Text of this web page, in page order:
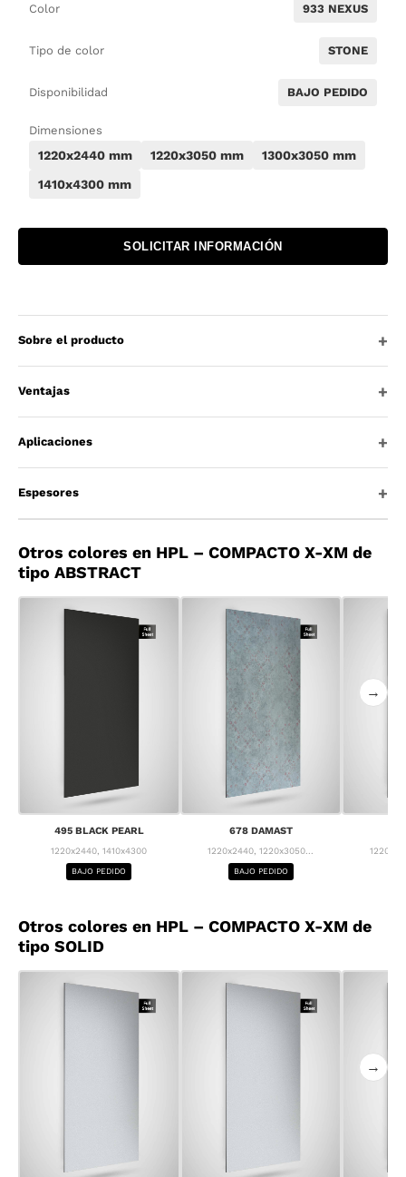
Color 933 NEXUS
Tipo de color STONE
Disponibilidad BAJO PEDIDO
Dimensiones
1220x2440 mm 1220x3050 mm
1300x3050 mm
1410x4300 mm
SOLICITAR INFORMACIÓN
Sobre el producto
Ventajas
Aplicaciones
Espesores
Otros colores en HPL – COMPACTO X-XM de
tipo ABSTRACT
495 BLACK PEARL
1220x2440, 1410x4300
BAJO PEDIDO
678 DAMAST
1220x2440, 1220x3050...
BAJO PEDIDO
→
Otros colores en HPL – COMPACTO X-XM de
tipo SOLID
→